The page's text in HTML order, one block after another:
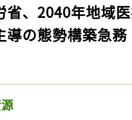
省、2040年地域
導の態勢構築急務